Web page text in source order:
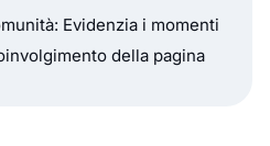
Evidenzia i momenti
della pagina